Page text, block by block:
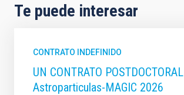
Te puede interesar
CONTRATO INDEFINIDO
UN CONTRATO POSTDOCTORAL
Astroparticulas-MAGIC 2026